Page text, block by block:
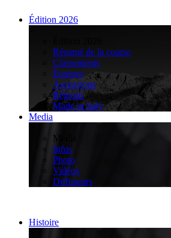
Édition 2026
Résumé de la course
Classements
Équipes
Ascensions
Régions
Made in Italy
Media
Media
Infos
Photo
Vidéos
Diffuseurs
Histoire